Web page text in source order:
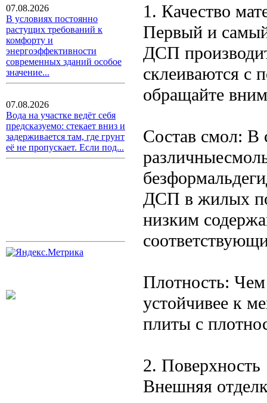
07.08.2026
В условиях постоянно
растущих требований к
комфорту и
энергоэффективности
современных зданий особое
значение...
07.08.2026
Вода на участке ведёт себя
предсказуемо: стекает вниз и
задерживается там, где грунт
её не пропускает. Если под...
1. Качество
Первый и
ДСП
склеиваются с
обращайте
Состав смол: В
ДСП в жилых
низким
Плотность:
устойчивее к
плиты с
2. Поверхность
Внешняя